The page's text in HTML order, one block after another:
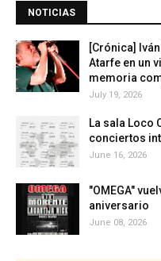
NOTICIAS
[Crónica]
Atarfe en un
memoria
July 19, 2026
La sala Loco
conciertos
June 16, 2026
"OMEGA"
aniversario
June 08, 2026